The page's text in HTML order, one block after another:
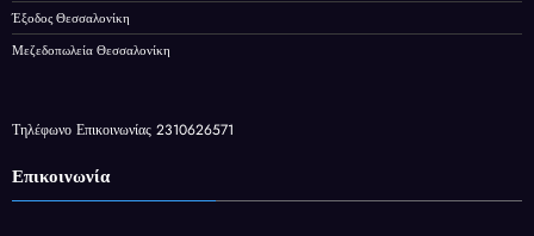
Έξοδος Θεσσαλονίκη
Μεζεδοπωλεία Θεσσαλονίκη
Τηλέφωνο Επικοινωνίας 2310626571
Επικοινωνία